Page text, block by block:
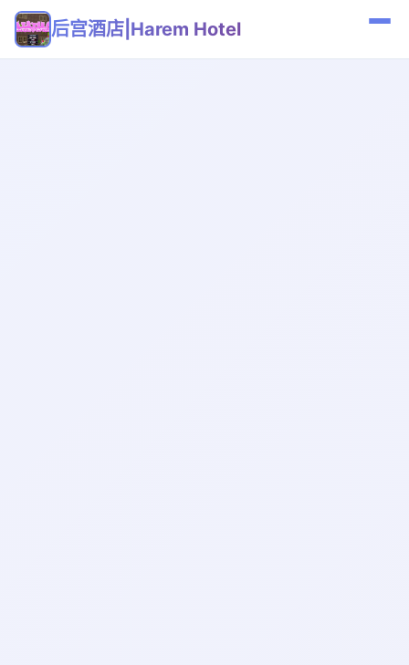
后宫酒店|Harem Hotel